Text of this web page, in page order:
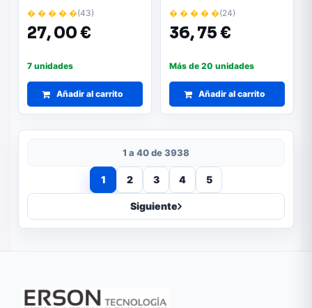
� � � � �(43)
27,00 €
7 unidades
Añadir al carrito
� � � � �(24)
36,75 €
Más de 20 unidades
Añadir al carrito
1 a 40 de 3938
1 2 3 4 5
Siguiente